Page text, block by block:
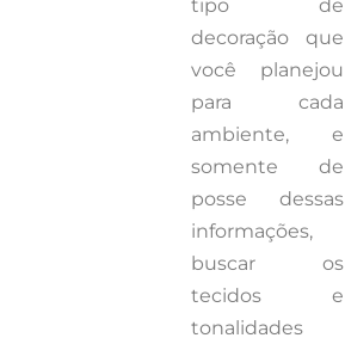
tipo de
decoração que
você planejou
para cada
ambiente, e
somente de
posse dessas
informações,
buscar os
tecidos e
tonalidades